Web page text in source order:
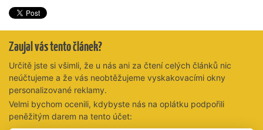
Zaujal vás tento článek?
Určitě jste si všimli, že u nás ani za čtení celých článků nic
neúčtujeme a že vás neobtěžujeme vyskakovacími okny
personalizované reklamy.
Velmi bychom ocenili, kdybyste nás na oplátku podpořili
peněžitým darem na tento účet: